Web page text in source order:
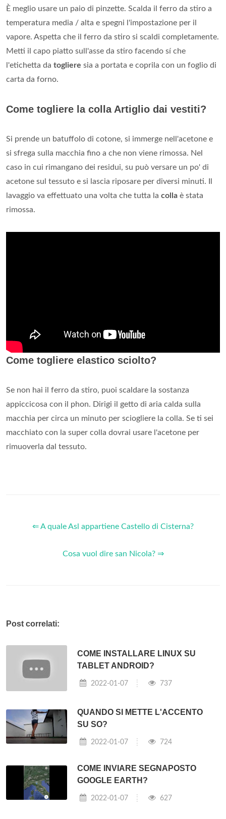
È meglio usare un paio di pinzette. Scalda il ferro da stiro a
temperatura media / alta e spegni l'impostazione per il
vapore. Aspetta che il ferro da stiro si scaldi completamente.
Metti il capo piatto sull'asse da stiro facendo sí che
l'etichetta da togliere sia a portata e coprila con un foglio di
carta da forno.
Come togliere la colla Artiglio dai vestiti?
Si prende un batuffolo di cotone, si immerge nell'acetone e
si sfrega sulla macchia fino a che non viene rimossa. Nel
caso in cui rimangano dei residui, su può versare un po' di
acetone sul tessuto e si lascia riposare per diversi minuti. Il
lavaggio va effettuato una volta che tutta la colla è stata
rimossa.
Come togliere elastico sciolto?
Se non hai il ferro da stiro, puoi scaldare la sostanza
appiccicosa con il phon. Dirigi il getto di aria calda sulla
macchia per circa un minuto per sciogliere la colla. Se ti sei
macchiato con la super colla dovrai usare l'acetone per
rimuoverla dal tessuto.
⇐ A quale Asl appartiene Castello di Cisterna?
Cosa vuol dire san Nicola? ⇒
Post correlati:
COME INSTALLARE LINUX SU
TABLET ANDROID?
2022-01-07 737
QUANDO SI METTE L'ACCENTO
SU SO?
2022-01-07 724
COME INVIARE SEGNAPOSTO
GOOGLE EARTH?
2022-01-07 627